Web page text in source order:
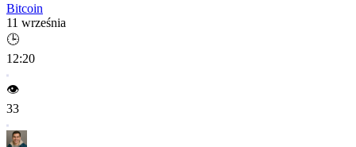
Bitcoin
11 września
🕒
12:20
👁️
33